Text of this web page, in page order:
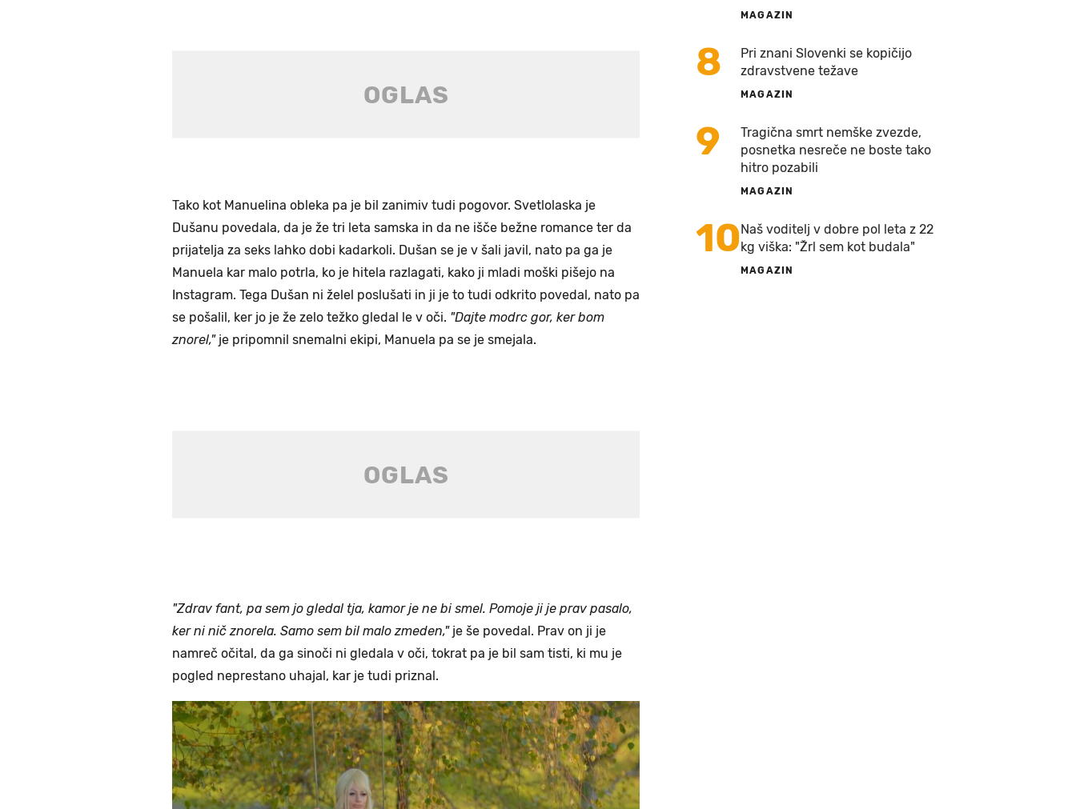
Tako kot Manuelina obleka pa je bil zanimiv tudi pogovor. Svetlolaska je
Dušanu povedala, da je že tri leta samska in da ne išče bežne romance ter da
prijatelja za seks lahko dobi kadarkoli. Dušan se je v šali javil, nato pa ga je
Manuela kar malo potrla, ko je hitela razlagati, kako ji mladi moški pišejo na
Instagram. Tega Dušan ni želel poslušati in ji je to tudi odkrito povedal, nato pa
se pošalil, ker jo je že zelo težko gledal le v oči. "Dajte modrc gor, ker bom
znorel," je pripomnil snemalni ekipi, Manuela pa se je smejala.
"Zdrav fant, pa sem jo gledal tja, kamor je ne bi smel. Pomoje ji je prav pasalo,
ker ni nič znorela. Samo sem bil malo zmeden,"je še povedal. Prav on ji je
namreč očital, da ga sinoči ni gledala v oči, tokrat pa je bil sam tisti, ki mu je
pogled neprestano uhajal, kar je tudi priznal.
MAGAZIN
8
Pri znani Slovenki se kopičijo
zdravstvene težave
MAGAZIN
9
Tragična smrt nemške zvezde,
posnetka nesreče ne boste tako
hitro pozabili
MAGAZIN
10Naš voditelj v dobre pol leta z 22
kg viška: "Žrl sem kot budala"
MAGAZIN